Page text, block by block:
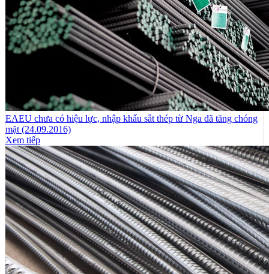
EAEU chưa có hiệu lực, nhập khẩu sắt thép từ Nga đã tăng chóng
mặt (24.09.2016)
Xem tiếp